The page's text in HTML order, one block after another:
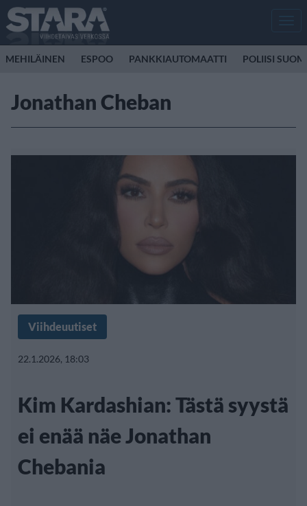
MEHILÄINEN ESPOO PANKKIAUTOMAATTI POLIISI
Jonathan Cheban
Viihdeuutiset
22.1.2026, 18:03
Kim Kardashian: Tästä syystä
ei enää näe Jonathan
Chebania